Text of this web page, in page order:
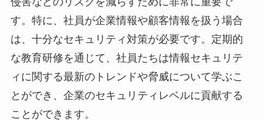
す。特に、社員が企業情報や顧客情報を扱う場合
は、十分なセキュリティ対策が必要です。定期的
な教育研修を通じて、社員たちは情報セキュリテ
ィに関する最新のトレンドや脅威について学ぶこ
とができ、企業のセキュリティレベルに貢献する
ことができます。